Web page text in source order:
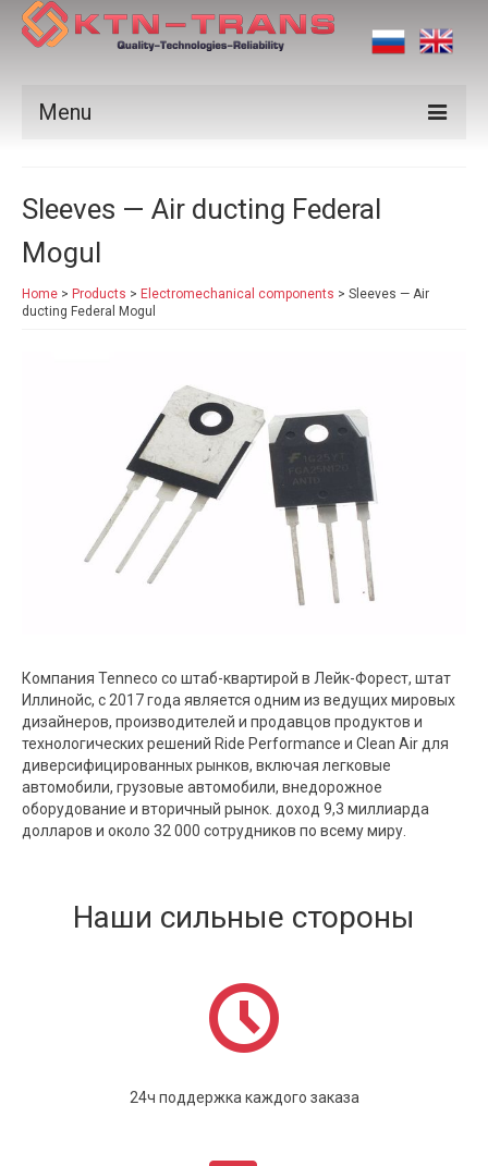
Menu
Vendors
Applications
Certificates
Sleeves — Air ducting Federal
Mogul
Home > Products > Electromechanical components > Sleeves — Air
ducting Federal Mogul
Компания Tenneco со штаб-квартирой в Лейк-Форест, штат
Иллинойс, с 2017 года является одним из ведущих мировых
дизайнеров, производителей и продавцов продуктов и
технологических решений Ride Performance и Clean Air для
диверсифицированных рынков, включая легковые
автомобили, грузовые автомобили, внедорожное
оборудование и вторичный рынок. доход 9,3 миллиарда
долларов и около 32 000 сотрудников по всему миру.
Наши сильные стороны
24ч поддержка каждого заказа